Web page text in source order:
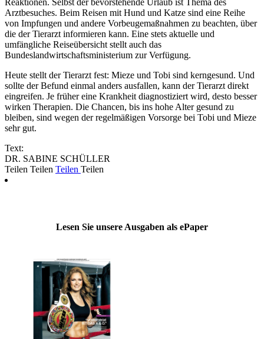
Arztbesuches. Beim Reisen mit Hund und Katze sind eine Reihe
von Impfungen und andere Vorbeugemaßnahmen zu beachten, über
die der Tierarzt informieren kann. Eine stets aktuelle und
umfängliche Reiseübersicht stellt auch das
Bundeslandwirtschaftsministerium zur Verfügung.
Heute stellt der Tierarzt fest: Mieze und Tobi sind kerngesund. Und
sollte der Befund einmal anders ausfallen, kann der Tierarzt direkt
eingreifen. Je früher eine Krankheit diagnostiziert wird, desto besser
wirken Therapien. Die Chancen, bis ins hohe Alter gesund zu
bleiben, sind wegen der regelmäßigen Vorsorge bei Tobi und Mieze
sehr gut.
Text:
DR. SABINE SCHÜLLER
Teilen Teilen Teilen Teilen
Lesen Sie unsere Ausgaben als ePaper